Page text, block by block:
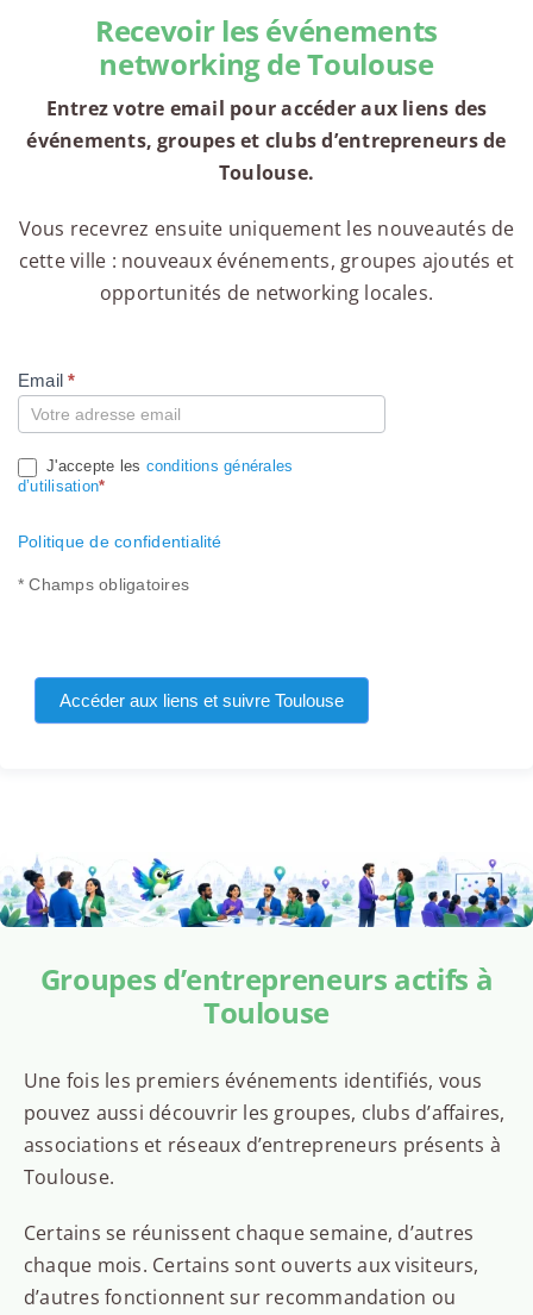
Recevoir les événements
networking de Toulouse
Entrez votre email pour accéder aux liens des
événements, groupes et clubs d’entrepreneurs de
Toulouse.
Vous recevrez ensuite uniquement les nouveautés de
cette ville : nouveaux événements, groupes ajoutés et
opportunités de networking locales.
Compte
Email*
J'accepte les conditions générales
d’utilisation*
Politique de confidentialité
* Champs obligatoires
Accéder aux liens et suivre Toulouse
Groupes d’entrepreneurs actifs à
Toulouse
Une fois les premiers événements identifiés, vous
pouvez aussi découvrir les groupes, clubs d’affaires,
associations et réseaux d’entrepreneurs présents à
Toulouse.
Certains se réunissent chaque semaine, d’autres
chaque mois. Certains sont ouverts aux visiteurs,
d’autres fonctionnent sur recommandation ou